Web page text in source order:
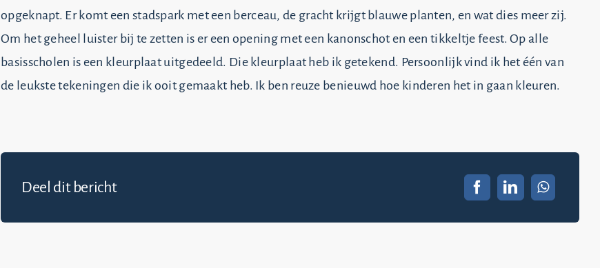
opgeknapt. Er komt een stadspark met een berceau, de gracht krijgt blauwe planten, en wat dies meer zij.
Om het geheel luister bij te zetten is er een opening met een kanonschot en een tikkeltje feest. Op alle
basisscholen is een kleurplaat uitgedeeld. Die kleurplaat heb ik getekend. Persoonlijk vind ik het één van
de leukste tekeningen die ik ooit gemaakt heb. Ik ben reuze benieuwd hoe kinderen het in gaan kleuren.
Deel dit bericht